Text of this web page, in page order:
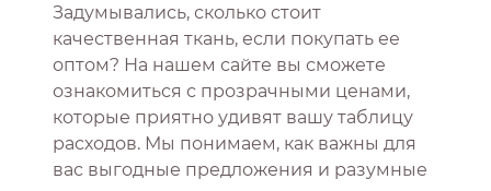
Задумывались, сколько стоит
качественная ткань, если покупать ее
оптом? На нашем сайте вы сможете
ознакомиться с прозрачными ценами,
которые приятно удивят вашу таблицу
расходов. Мы понимаем, как важны для
вас выгодные предложения и разумные